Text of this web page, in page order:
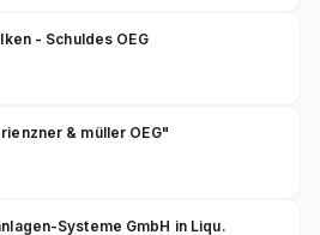
- Schuldes OEG
& müller OEG"
Systeme GmbH in Liqu.